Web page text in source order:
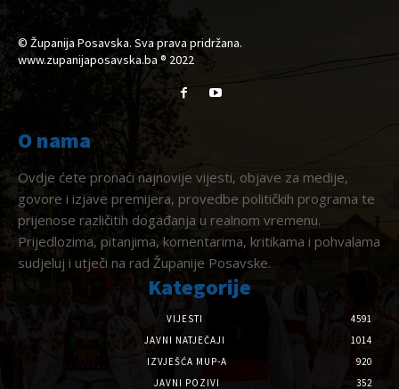
© Županija Posavska. Sva prava pridržana.
www.zupanijaposavska.ba ® 2022
O nama
Ovdje ćete pronaći najnovije vijesti, objave za medije,
govore i izjave premijera, provedbe političkih programa te
prijenose različitih događanja u realnom vremenu.
Prijedlozima, pitanjima, komentarima, kritikama i pohvalama
sudjeluj i utječi na rad Županije Posavske.
Kategorije
VIJESTI
4591
JAVNI NATJEČAJI
1014
IZVJEŠĆA MUP-A
920
JAVNI POZIVI
352